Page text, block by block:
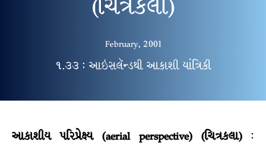
February, 2001
૧.૩૩ : આઇસલૅન્ડથી આકાશી યાંત્રિકી
આકાશીય પરિપ્રેક્ષ્ય (aerial perspective) (ચિત્રકલા) :